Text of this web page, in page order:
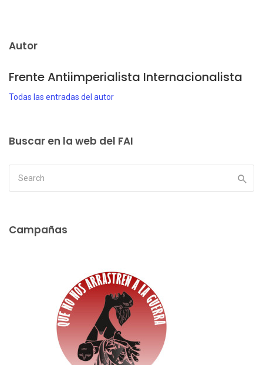
Autor
Frente Antiimperialista Internacionalista
Todas las entradas del autor
Buscar en la web del FAI
Campañas